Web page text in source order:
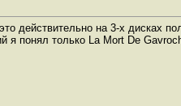
действительно на 3-х дисках
я понял только La Mort De